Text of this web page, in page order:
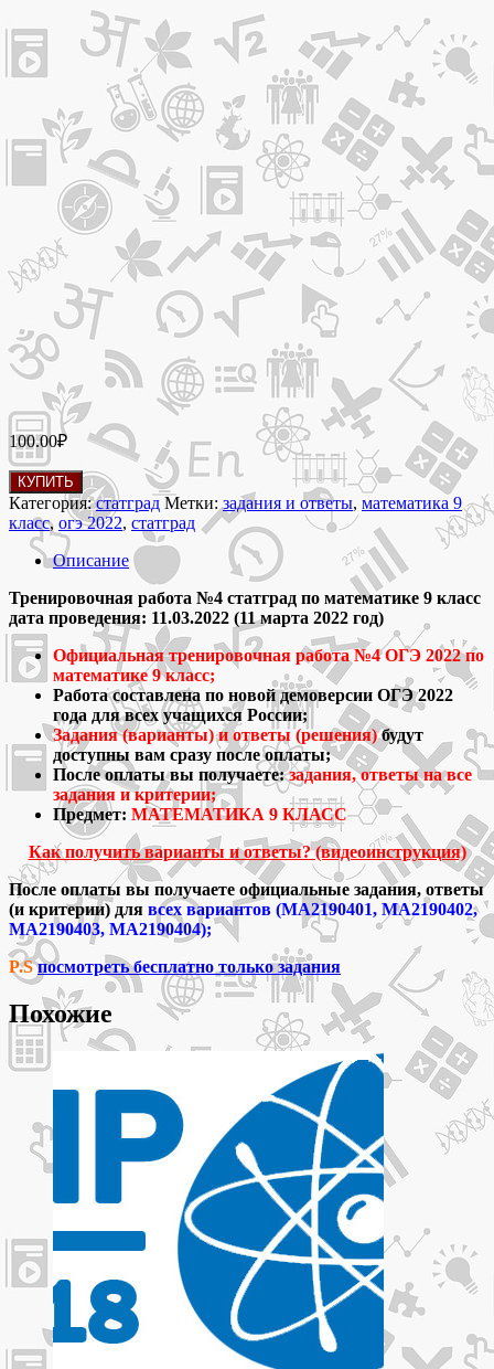
100.00₽
Количество
товара
11.03.2022
Математика
тренировочная
работа
№4
ОГЭ
2022
статград
варианты
ответы
КУПИТЬ
Категория:статград Метки:задания и ответы, математика 9
класс, огэ 2022, статград
Описание
Тренировочная работа №4 статград по математике 9 класс
дата проведения: 11.03.2022 (11 марта 2022 год)
Официальная тренировочная работа №4 ОГЭ 2022 по
математике 9 класс;
Работа составлена по новой демоверсии ОГЭ 2022
года для всех учащихся России;
Задания (варианты) и ответы (решения)будут
доступны вам сразу после оплаты;
После оплаты вы получаете:задания, ответы на все
задания и критерии;
Предмет: МАТЕМАТИКА 9 КЛАСС
Как получить варианты и ответы? (видеоинструкция)
После оплаты вы получаете официальные задания, ответы
(и критерии) для всех вариантов (МА2190401, МА2190402,
МА2190403, МА2190404);
P.S посмотреть бесплатно только задания
Похожие